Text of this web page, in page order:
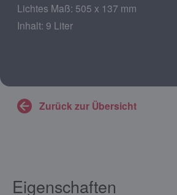
Lichtes Maß: 505 x 137 mm
Inhalt: 9 Liter
Zurück zur Übersicht
Eigenschaften